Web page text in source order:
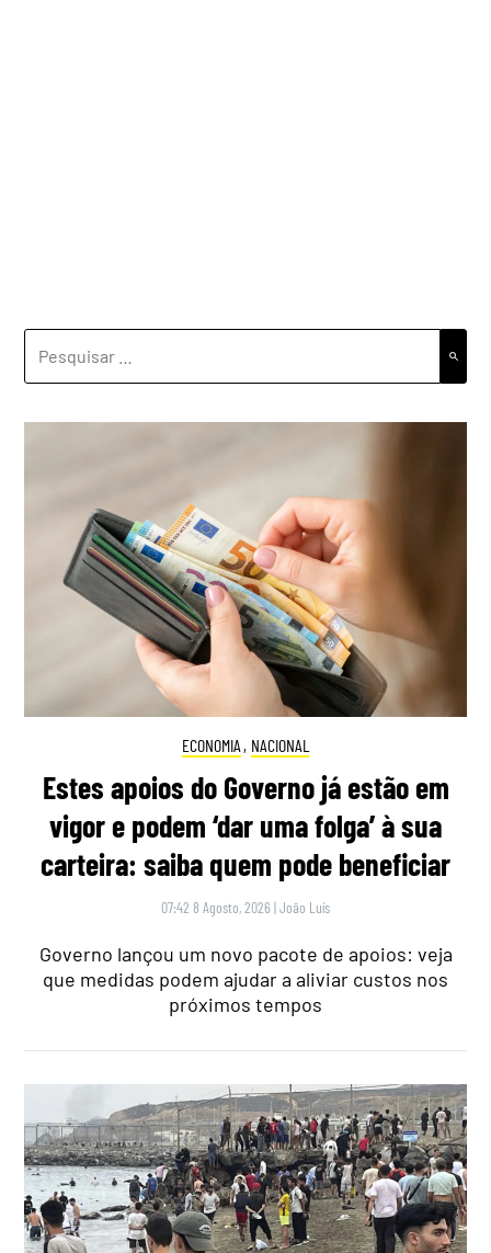
ECONOMIA , NACIONAL
Estes apoios do Governo já estão em
vigor e podem ‘dar uma folga’ à sua
carteira: saiba quem pode beneficiar
07:42 8 Agosto, 2026 |João Luís
Governo lançou um novo pacote de apoios: veja
que medidas podem ajudar a aliviar custos nos
próximos tempos